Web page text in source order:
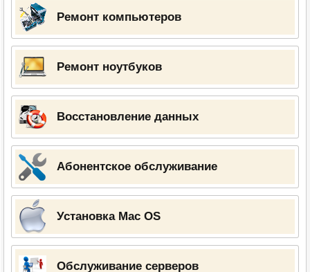
Ремонт компьютеров
Ремонт ноутбуков
Восстановление данных
Абонентское обслуживание
Установка Mac OS
Обслуживание серверов